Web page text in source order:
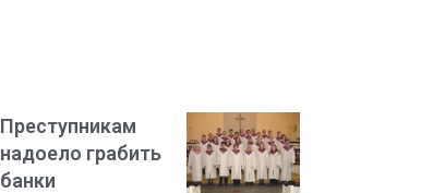
Преступникам
надоело грабить
банки